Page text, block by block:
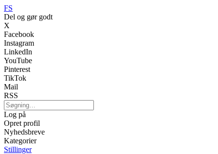
FS
Del og gør godt
X
Facebook
Instagram
LinkedIn
YouTube
Pinterest
TikTok
Mail
RSS
Log på
Opret profil
Nyhedsbreve
Kategorier
Stillinger